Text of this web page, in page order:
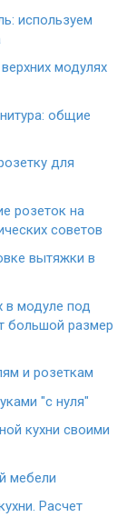
используем
модулях
общие
для
розеток на
советов
вытяжки в
в модуле под
большой размер
и розеткам
"с нуля"
кухни своими
мебели
Расчет